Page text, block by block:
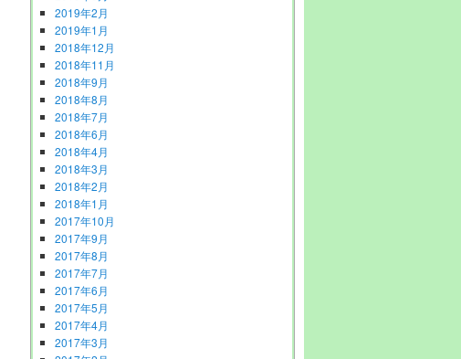
2019年2月
2019年1月
2018年12月
2018年11月
2018年9月
2018年8月
2018年7月
2018年6月
2018年4月
2018年3月
2018年2月
2018年1月
2017年10月
2017年9月
2017年8月
2017年7月
2017年6月
2017年5月
2017年4月
2017年3月